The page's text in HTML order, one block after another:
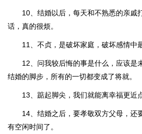
10、结婚以后，每天和不熟悉的亲戚
话，真的很烦。
11、不贞，是破坏家庭，破坏感情中
12、问我较后悔的事是什么，应该是
结婚的脚步，所有的一切都变成了将就。
13、踮起脚尖，我们就能离幸福更近
14、结婚之后，要孝敬双方父母，还
有空闲时间了。